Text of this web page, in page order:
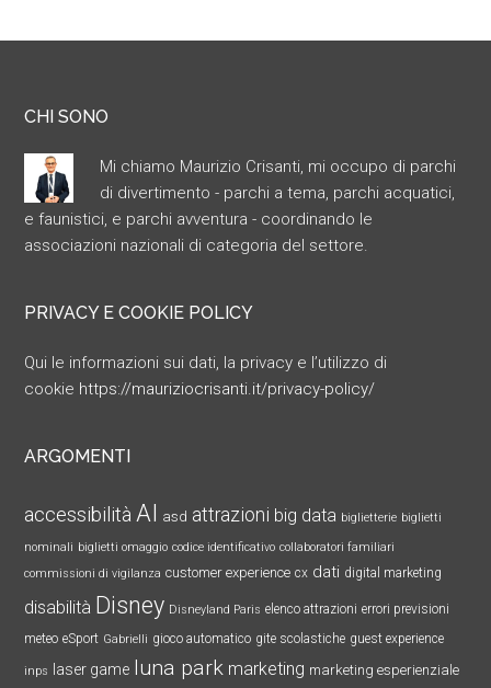
CHI SONO
Mi chiamo Maurizio Crisanti, mi occupo di parchi
di divertimento - parchi a tema, parchi acquatici,
e faunistici, e parchi avventura - coordinando le
associazioni nazionali di categoria del settore.
PRIVACY E COOKIE POLICY
Qui le informazioni sui dati, la privacy e l’utilizzo di
cookie https://mauriziocrisanti.it/privacy-policy/
ARGOMENTI
accessibilità AI asd attrazioni big data biglietterie biglietti
nominali biglietti omaggio codice identificativo collaboratori familiari
commissioni di vigilanza customer experience cx dati digital marketing
disabilità Disney Disneyland Paris elenco attrazioni errori previsioni
meteo eSport Gabrielli gioco automatico gite scolastiche guest experience
inps laser game luna park marketing marketing esperienziale